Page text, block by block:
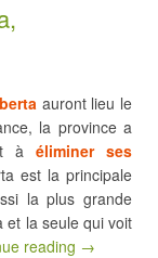
auront lieu le
la province a
à éliminer ses
est la principale
la plus grande
et la seule qui voit
reading →